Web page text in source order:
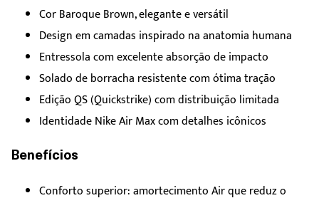
Cor Baroque Brown, elegante e versátil
Design em camadas inspirado na anatomia humana
Entressola com excelente absorção de impacto
Solado de borracha resistente com ótima tração
Edição QS (Quickstrike) com distribuição limitada
Identidade Nike Air Max com detalhes icônicos
Benefícios
Conforto superior: amortecimento Air que reduz o